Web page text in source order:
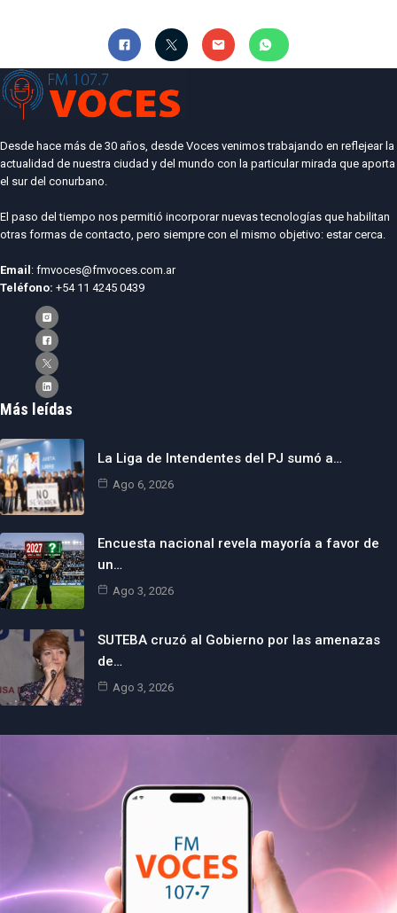
Desde hace más de 30 años, desde Voces venimos trabajando en reflejear la
actualidad de nuestra ciudad y del mundo con la particular mirada que aporta
el sur del conurbano.
El paso del tiempo nos permitió incorporar nuevas tecnologías que habilitan
otras formas de contacto, pero siempre con el mismo objetivo: estar cerca.
Email: fmvoces@fmvoces.com.ar
Teléfono: +54 11 4245 0439
Más leídas
La Liga de Intendentes del PJ sumó a…
Ago 6, 2026
Encuesta nacional revela mayoría a favor de
un…
Ago 3, 2026
SUTEBA cruzó al Gobierno por las amenazas
de…
Ago 3, 2026